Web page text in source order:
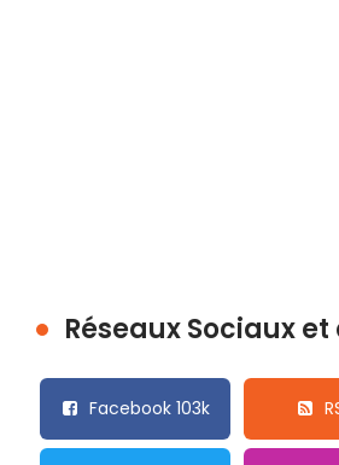
Réseaux Sociaux
Facebook 103k